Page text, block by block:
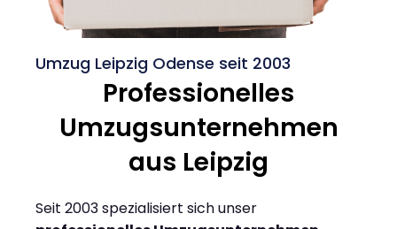
Umzug Leipzig Odense seit 2003
Professionelles
Umzugsunternehmen
aus Leipzig
Seit 2003 spezialisiert sich unser